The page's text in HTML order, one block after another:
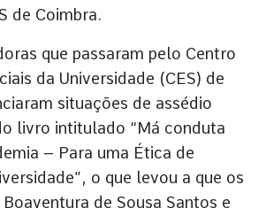
de Coimbra.
que passaram pelo Centro
da Universidade (CES) de
situações de assédio
livro intitulado “Má conduta
– Para uma Ética de
o que levou a que os
de Sousa Santos e